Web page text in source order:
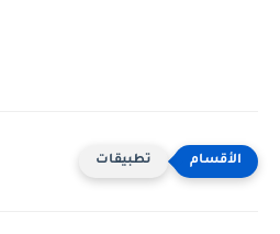
تطبيقات